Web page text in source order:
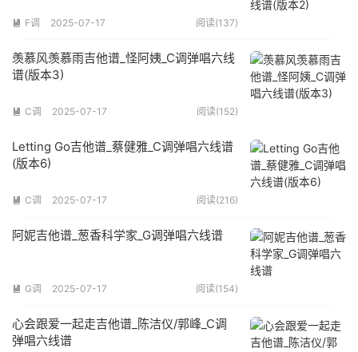
 F调 2025-07-17 阅读(137)
羡慕风羡慕雨吉他谱_怪阿姨_C调弹唱六线
谱(版本3)
 C调 2025-07-17 阅读(152)
Letting Go吉他谱_蔡健雅_C调弹唱六线谱
(版本6)
 C调 2025-07-17 阅读(216)
阿妮吉他谱_葱香科学家_G调弹唱六线谱
 G调 2025-07-17 阅读(154)
心会跟爱一起走吉他谱_陈洁仪/郭峰_C调
弹唱六线谱